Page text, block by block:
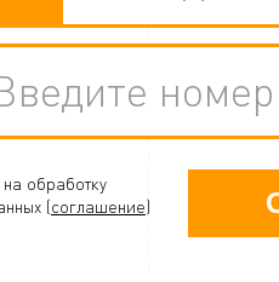
обработку
(соглашение)